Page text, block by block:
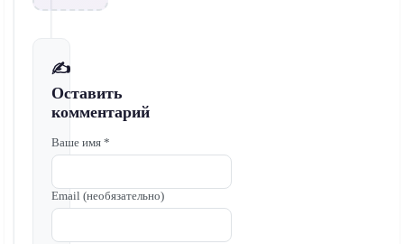
✍️
Оставить
комментарий
Ваше имя *
Email (необязательно)